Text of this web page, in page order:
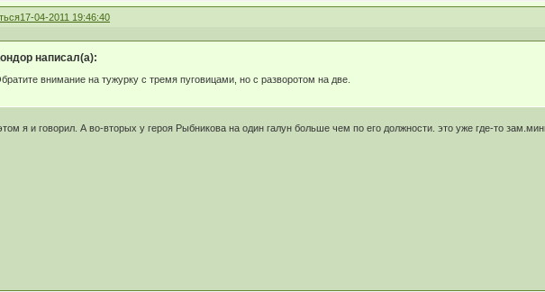
17-04-2011 19:46:40
написал(а):
внимание на тужурку с тремя пуговицами, но с разворотом на две.
я и говорил. А во-вторых у героя Рыбникова на один галун больше чем по его должности. это уже где-то